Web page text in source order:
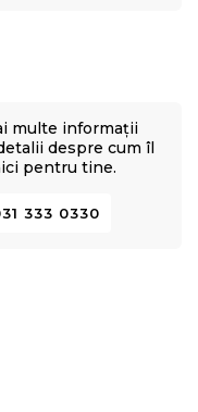
multe informații
despre cum îl
pentru tine.
333 0330